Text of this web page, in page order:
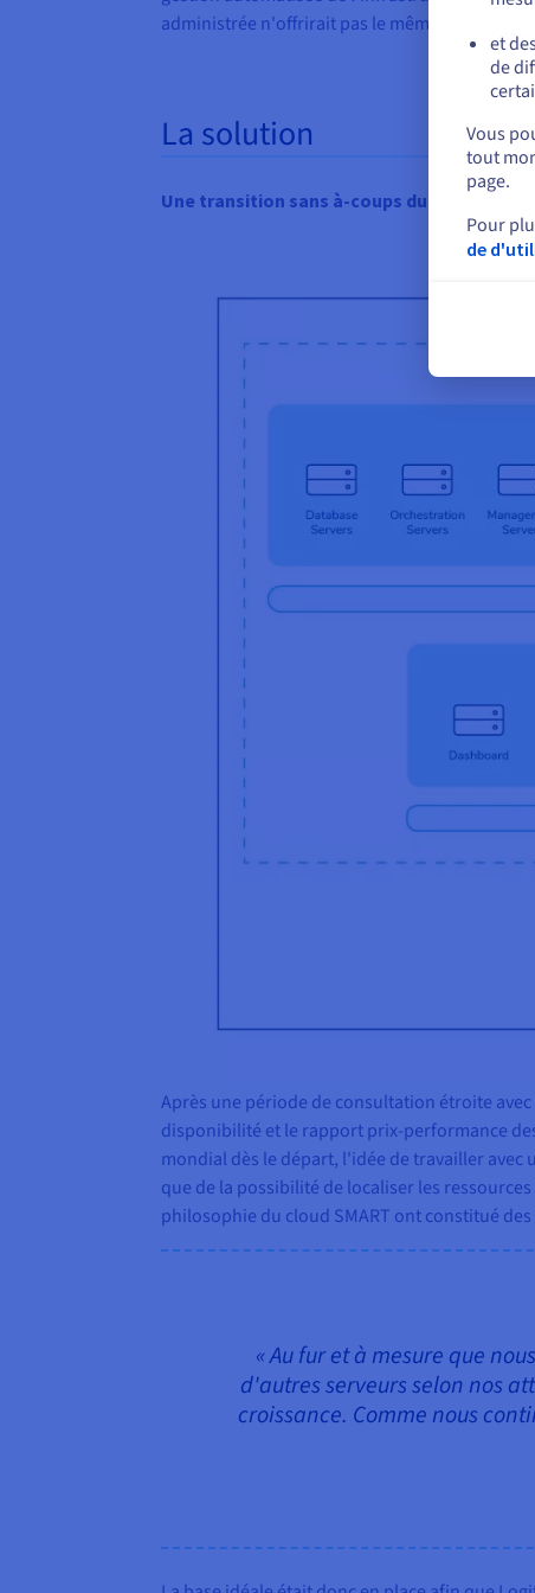
administrée n'offrirait pas le même potentiel
La solution
Une transition sans à-coups du cloud à
Après une période de consultation étroite
disponibilité et le rapport prix-performance
mondial dès le départ, l'idée de travailler
que de la possibilité de localiser les
philosophie du cloud SMART ont constitué
« Au fur et à mesure que
d'autres serveurs selon nos
croissance. Comme nous
et
de
Vous
tout
page.
Pour
de